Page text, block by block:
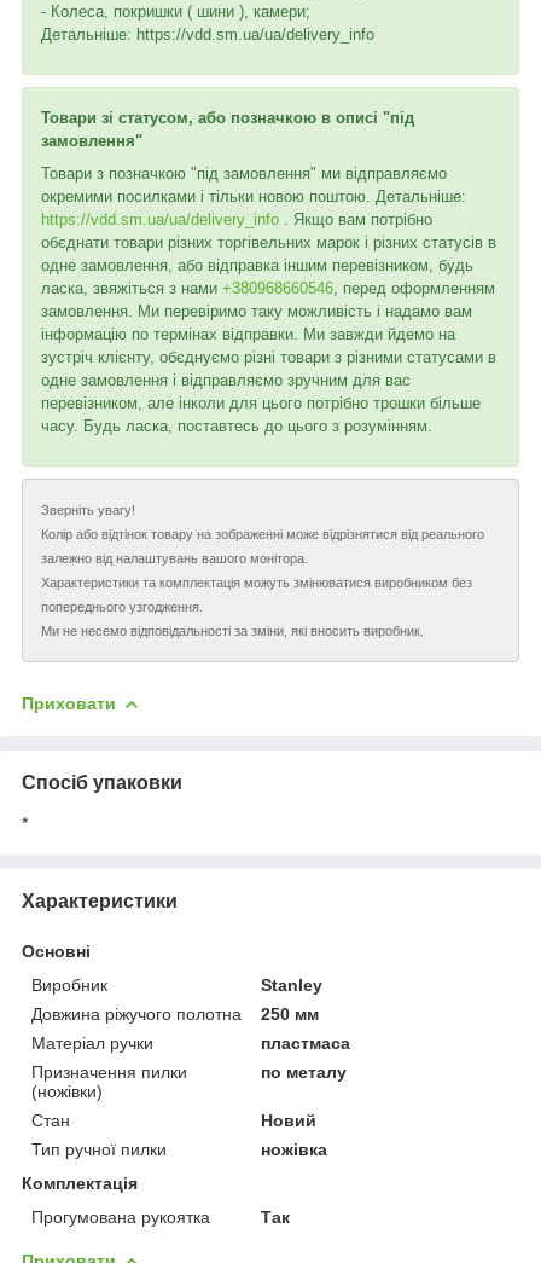
- Колеса, покришки ( шини ), камери;
Детальніше: https://vdd.sm.ua/ua/delivery_info
Товари зі статусом, або позначкою в описі "під
замовлення"
Товари з позначкою "під замовлення" ми відправляємо
окремими посилками і тільки новою поштою. Детальніше:
https://vdd.sm.ua/ua/delivery_info . Якщо вам потрібно
обєднати товари різних торгівельних марок і різних статусів в
одне замовлення, або відправка іншим перевізником, будь
ласка, звяжіться з нами +380968660546 , перед оформленням
замовлення. Ми перевіримо таку можливість і надамо вам
інформацію по термінах відправки. Ми завжди йдемо на
зустріч клієнту, обєднуємо різні товари з різними статусами в
одне замовлення і відправляємо зручним для вас
перевізником, але інколи для цього потрібно трошки більше
часу. Будь ласка, поставтесь до цього з розумінням.
Зверніть увагу!
Колір або відтінок товару на зображенні може відрізнятися від реального
залежно від налаштувань вашого монітора.
Характеристики та комплектація можуть змінюватися виробником без
попереднього узгодження.
Ми не несемо відповідальності за зміни, які вносить виробник.
Приховати
Спосіб упаковки
*
Характеристики
Основні
Виробник
Stanley
Довжина ріжучого полотна
250 мм
Матеріал ручки
пластмаса
Призначення пилки
(ножівки)
по металу
Стан
Новий
Тип ручної пилки
ножівка
Комплектація
Прогумована рукоятка
Так